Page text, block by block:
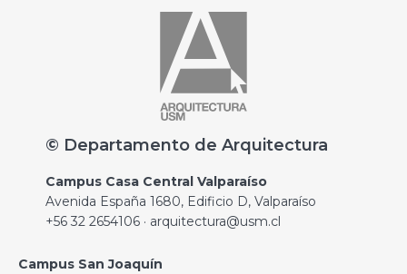
© Departamento de Arquitectura
Campus Casa Central Valparaíso
Avenida España 1680, Edificio D, Valparaíso
+56 32 2654106 · arquitectura@usm.cl
Campus San Joaquín